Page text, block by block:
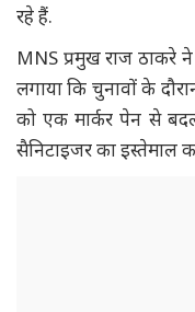
रहे हैं.
MNS प्रमुख राज ठाकरे
लगाया कि चुनावों के
को एक मार्कर पेन से
सैनिटाइजर का इस्तेमाल